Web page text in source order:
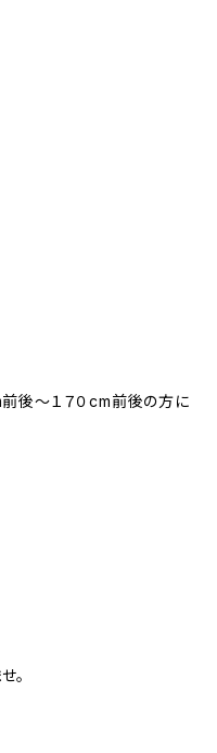
後～１７０cm前後の方に
。